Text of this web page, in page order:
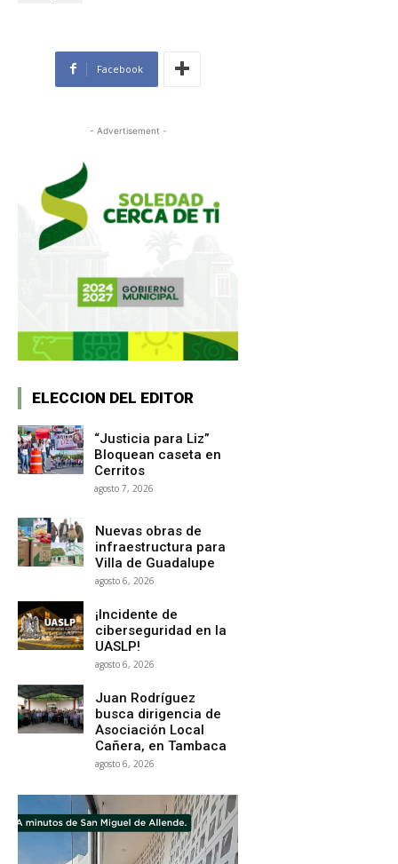
Facebook
- Advertisement -
ELECCION DEL EDITOR
“Justicia para Liz”
Bloquean caseta en
Cerritos
agosto 7, 2026
Nuevas obras de
infraestructura para
Villa de Guadalupe
agosto 6, 2026
¡Incidente de
ciberseguridad en la
UASLP!
agosto 6, 2026
Juan Rodríguez
busca dirigencia de
Asociación Local
Cañera, en Tambaca
agosto 6, 2026